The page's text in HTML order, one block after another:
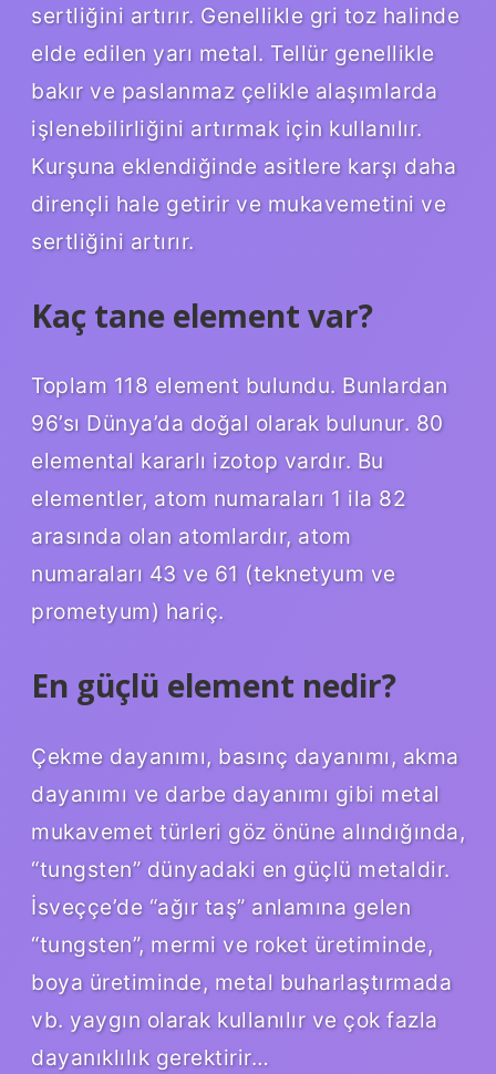
sertliğini artırır. Genellikle gri toz halinde
elde edilen yarı metal. Tellür genellikle
bakır ve paslanmaz çelikle alaşımlarda
işlenebilirliğini artırmak için kullanılır.
Kurşuna eklendiğinde asitlere karşı daha
dirençli hale getirir ve mukavemetini ve
sertliğini artırır.
Kaç tane element var?
Toplam 118 element bulundu. Bunlardan
96’sı Dünya’da doğal olarak bulunur. 80
elemental kararlı izotop vardır. Bu
elementler, atom numaraları 1 ila 82
arasında olan atomlardır, atom
numaraları 43 ve 61 (teknetyum ve
prometyum) hariç.
En güçlü element nedir?
Çekme dayanımı, basınç dayanımı, akma
dayanımı ve darbe dayanımı gibi metal
mukavemet türleri göz önüne alındığında,
“tungsten” dünyadaki en güçlü metaldir.
İsveççe’de “ağır taş” anlamına gelen
“tungsten”, mermi ve roket üretiminde,
boya üretiminde, metal buharlaştırmada
vb. yaygın olarak kullanılır ve çok fazla
dayanıklılık gerektirir…